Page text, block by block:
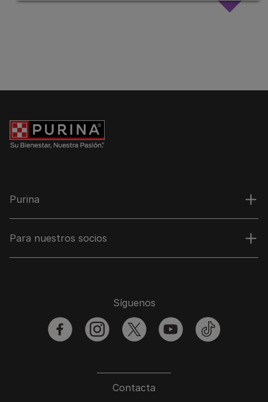
Purina
Para nuestros socios
Contacta
Síguenos
facebookinstagramtwitter youtubetiktok